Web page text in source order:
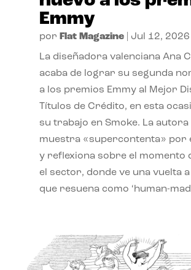
Emmy
por Flat Magazine| Jul 12, 2026
La diseñadora valenciana Ana
acaba de lograr su segunda
a los premios Emmy al Mejor
Títulos de Crédito, en esta
su trabajo en Smoke. La autora
muestra «supercontenta» por
y reflexiona sobre el momento
el sector, donde ve una vuelta
que resuena como ‘human-